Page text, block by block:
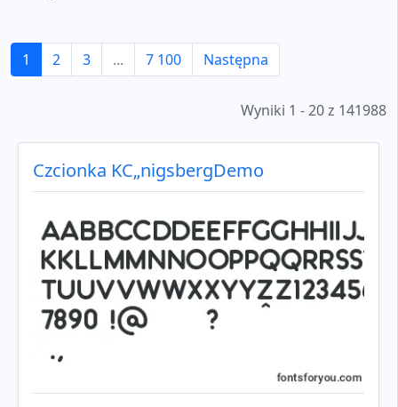
1 2 3 ... 7 100 Następna
Wyniki 1 - 20 z 141988
Czcionka KС„nigsbergDemo